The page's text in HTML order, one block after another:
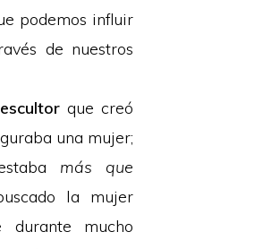
podemos influir
de nuestros
que creó
una mujer;
más que
la mujer
mucho